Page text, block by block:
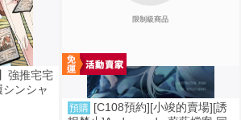
強推宅宅
ンシャ
限制級商品
預購 [C108預約][小竣的賣場][誘